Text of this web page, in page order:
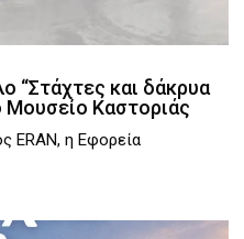
“Στάχτες και δάκρυα
Μουσείο Καστοριάς
ERAN, η Εφορεία